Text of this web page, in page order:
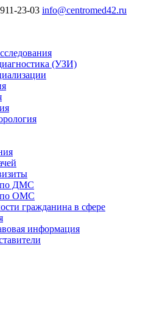
23-03 info@centromed42.ru
(УЗИ)
по ДМС
по ОМС
гражданина в сфере
информация